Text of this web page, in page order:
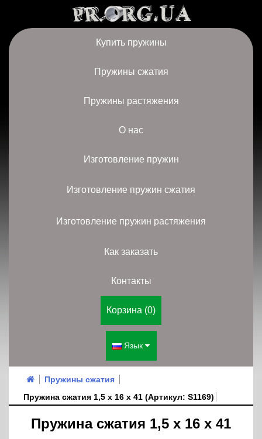
Купить пружины
Пружины сжатия
Пружины растяжения
О нас
Изготовление пружин
Изготовление пружин сжатия
Изготовление пружин растяжения
Как заказать
Контакты
Корзина (0)
Язык
Пружины сжатия
Пружина сжатия 1,5 х 16 х 41 (Артикул: S1169)
Пружина сжатия 1,5 х 16 х 41